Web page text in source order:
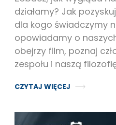
działamy? Jak
dla kogo świadczymy
opowiadamy o
obejrzy film, poznaj
zespołu i naszą
CZYTAJ WIĘCEJ